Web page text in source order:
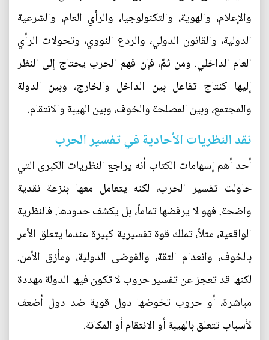
والإعلام، والهوية، والتكنولوجيا، والرأي العام، والشرعية
الدولية، والقانون الدولي، والردع النووي، وتحولات الرأي
العام الداخلي. ومن ثمّ، فإن فهم الحرب يحتاج إلى النظر
إليها كنتاج تفاعل بين الداخل والخارج، وبين الدولة
والمجتمع، وبين المصلحة والخوف، وبين الهيبة والانتقام.
نقد النظريات الأحادية في تفسير الحرب
أحد أهم إسهامات الكتاب أنه يراجع النظريات الكبرى التي
حاولت تفسير الحرب، لكنه يتعامل معها بنزعة نقدية
واضحة. فهو لا يرفضها تماماً، بل يكشف حدودها. فالنظرية
الواقعية، مثلاً، تملك قوة تفسيرية كبيرة عندما يتعلق الأمر
بالخوف، وانعدام الثقة، والفوضى الدولية، ومأزق الأمن.
لكنها قد تعجز عن تفسير حروب لا تكون فيها الدولة مهددة
مباشرة، أو حروب تخوضها دول قوية ضد دول أضعف
لأسباب تتعلق بالهيبة أو الانتقام أو المكانة.